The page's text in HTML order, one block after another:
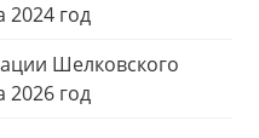
2024 год
Шелковского
2026 год